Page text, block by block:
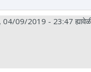
04/09/2019 - 23:47